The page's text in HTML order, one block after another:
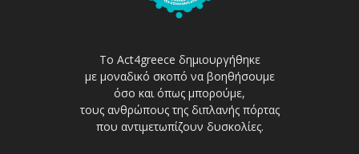
Το Act4greece δημιουργήθηκε
με μοναδικό σκοπό να βοηθήσουμε
όσο και όπως μπορούμε,
τους ανθρώπους της διπλανής πόρτας
που αντιμετωπίζουν δυσκολίες.